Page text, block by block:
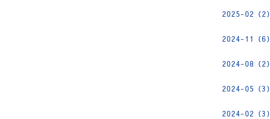
2025-02（2）
2024-11（6）
2024-08（2）
2024-05（3）
2024-02（3）